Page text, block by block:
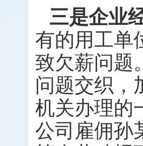
三是企业
有的用工单
致欠薪问题
问题交织，
机关办理的
公司雇佣孙